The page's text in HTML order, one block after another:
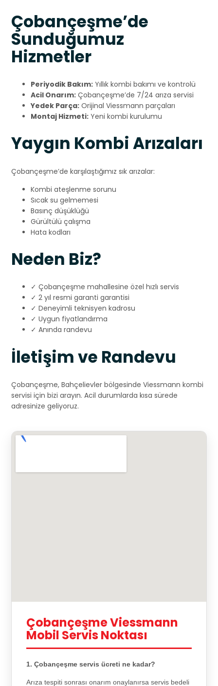
Çobançeşme’de
Sunduğumuz
Hizmetler
Periyodik Bakım: Yıllık kombi bakımı ve kontrolü
Acil Onarım: Çobançeşme’de 7/24 arıza servisi
Yedek Parça: Orijinal Viessmann parçaları
Montaj Hizmeti: Yeni kombi kurulumu
Yaygın Kombi Arızaları
Çobançeşme’de karşılaştığımız sık arızalar:
Kombi ateşlenme sorunu
Sıcak su gelmemesi
Basınç düşüklüğü
Gürültülü çalışma
Hata kodları
Neden Biz?
✓ Çobançeşme mahallesine özel hızlı servis
✓ 2 yıl resmi garanti garantisi
✓ Deneyimli teknisyen kadrosu
✓ Uygun fiyatlandırma
✓ Anında randevu
İletişim ve Randevu
Çobançeşme, Bahçelievler bölgesinde Viessmann kombi
servisi için bizi arayın. Acil durumlarda kısa sürede
adresinize geliyoruz.
Çobançeşme Viessmann
Mobil Servis Noktası
1. Çobançeşme servis ücreti ne kadar?
Arıza tespiti sonrası onarım onaylanırsa servis bedeli